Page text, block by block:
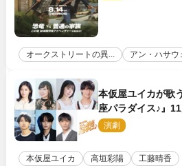
オークストリートの異... アン・ハサウ
本仮屋ユイカが歌
座パラダイス♪』
演劇
本仮屋ユイカ 高垣彩陽 工藤晴香